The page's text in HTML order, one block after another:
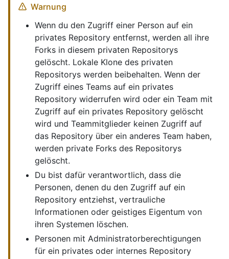
Warnung
Wenn du den Zugriff einer Person auf ein
privates Repository entfernst, werden all ihre
Forks in diesem privaten Repositorys
gelöscht. Lokale Klone des privaten
Repositorys werden beibehalten. Wenn der
Zugriff eines Teams auf ein privates
Repository widerrufen wird oder ein Team mit
Zugriff auf ein privates Repository gelöscht
wird und Teammitglieder keinen Zugriff auf
das Repository über ein anderes Team haben,
werden private Forks des Repositorys
gelöscht.
Du bist dafür verantwortlich, dass die
Personen, denen du den Zugriff auf ein
Repository entziehst, vertrauliche
Informationen oder geistiges Eigentum von
ihren Systemen löschen.
Personen mit Administratorberechtigungen
für ein privates oder internes Repository